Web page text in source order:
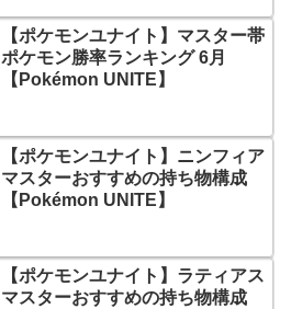
【ポケモンユナイト】マスター帯
ポケモン勝率ランキング 6月
【Pokémon UNITE】
【ポケモンユナイト】ニンフィア
マスターおすすめの持ち物構成
【Pokémon UNITE】
【ポケモンユナイト】ラティアス
マスターおすすめの持ち物構成